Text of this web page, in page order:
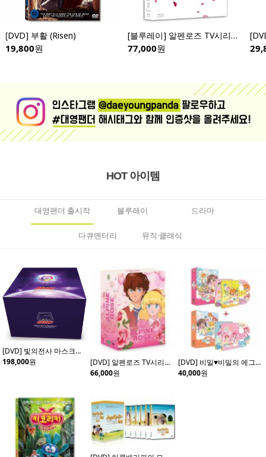
29,800원
[DVD] 부활 (Risen)
19,800원
HOT 아이템
대영팬더 출시작 블루레이 드라마
다큐멘터리 뮤직·클래식
[DVD] 빛의전사 마스크맨 초회 한정판 (20disc)
198,000원
[DVD] 알펜로즈 TV시리즈 (4disc)
66,000원
[DVD] 비밀♥비밀의 에그엔젤 코코밍 Vol.1+ Vol.2 (4disc)
40,000원